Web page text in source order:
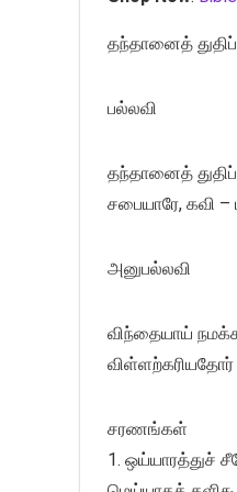
தந்தானைத்
பல்லவி
தந்தானைத்
சபையாரே, கவி –
அனுபல்லவி
விந்தையாய்
சரணங்கள்
1. ஒய்யாரத்துச்